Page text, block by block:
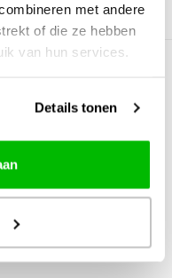
met andere
of die ze hebben
van hun services.
Details tonen